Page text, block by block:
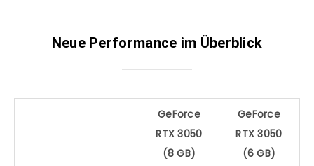
Neue Performance im Überblick
GeForce
RTX 3050
(8 GB)
GeForce
RTX 3050
(6 GB)